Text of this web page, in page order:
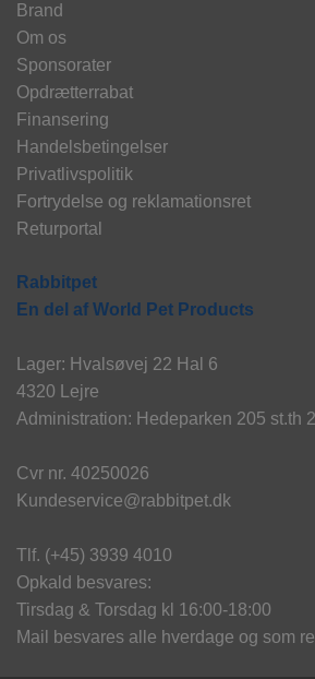
Brand
Om os
Sponsorater
Opdrætterrabat
Finansering
Handelsbetingelser
Privatlivspolitik
Fortrydelse og reklamationsret
Returportal
Rabbitpet
En del af World Pet Products
Lager: Hvalsøvej 22 Hal 6
4320 Lejre
Administration: Hedeparken 205 st.th
Cvr nr. 40250026
Kundeservice@rabbitpet.dk
Tlf. (+45) 3939 4010
Opkald besvares:
Tirsdag & Torsdag kl 16:00-18:00
Mail besvares alle hverdage og som